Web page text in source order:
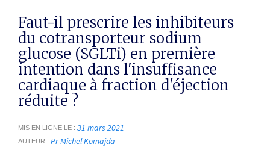
Faut-il prescrire les inhibiteurs
du cotransporteur sodium
glucose (SGLTi) en première
intention dans l'insuffisance
cardiaque à fraction d'éjection
réduite ?
MIS EN LIGNE LE 31 mars 2021
AUTEUR Pr Michel Komajda